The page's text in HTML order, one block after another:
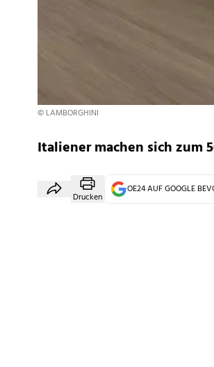
© LAMBORGHINI
Italiener machen sich zum
Drucken
OE24 AUF GOOGLE